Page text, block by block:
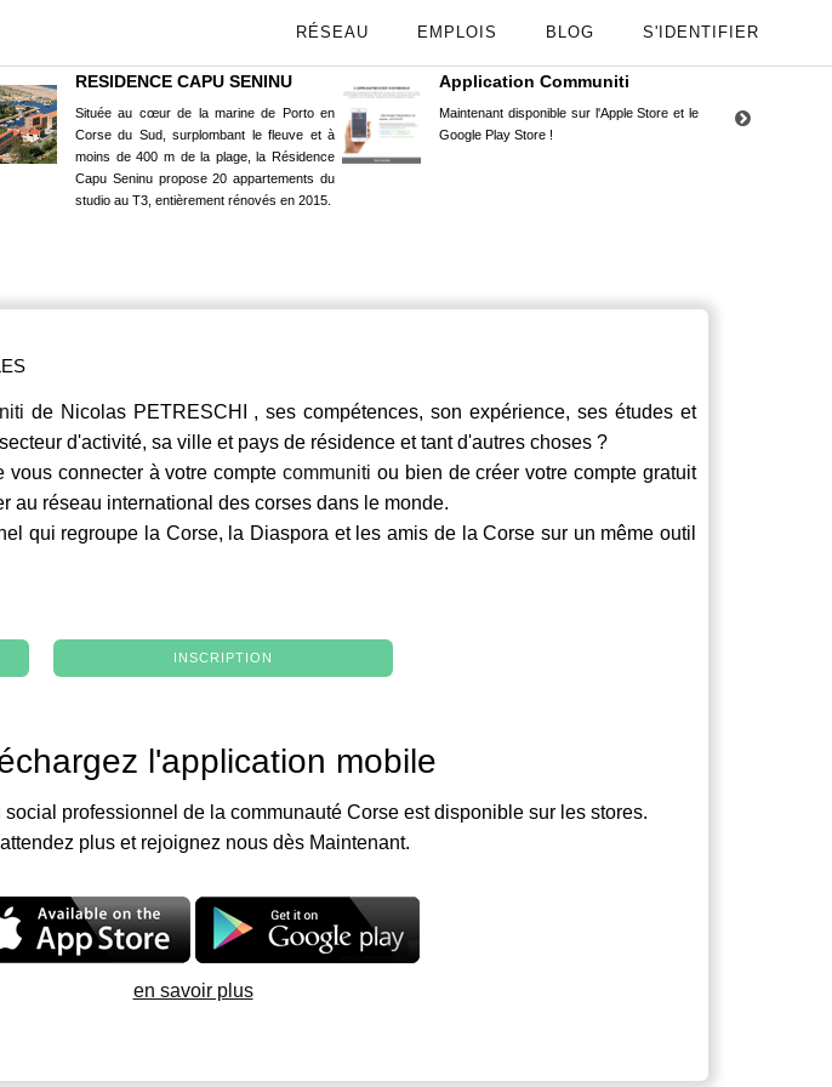
RÉSEAU EMPLOIS BLOG S'IDENTIFIER
RESIDENCE CAPU SENINU
Située au cœur de la marine de Porto en
Corse du Sud, surplombant le fleuve et à
moins de 400 m de la plage, la Résidence
Capu Seninu propose 20 appartements du
studio au T3, entièrement rénovés en 2015.
Application Communiti
Maintenant disponible sur l'Apple Store et le
Google Play Store !
de Nicolas PETRESCHI , ses compétences, son expérience, ses études et
d'activité, sa ville et pays de résidence et tant d'autres choses ?
vous connecter à votre comptecommuniti ou bien de créer votre compte gratuit
au réseau international des corses dans le monde.
qui regroupe la Corse, la Diaspora et les amis de la Corse sur un même outil
INSCRIPTION
l'application mobile
professionnel de la communauté Corse est disponible sur les stores.
plus et rejoignez nous dès Maintenant.
en savoir plus